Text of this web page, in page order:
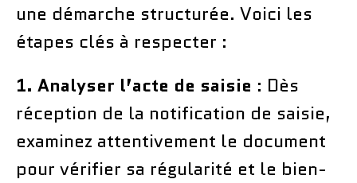
une démarche structurée. Voici les
étapes clés à respecter :
1. Analyser l’acte de saisie : Dès
réception de la notification de saisie,
examinez attentivement le document
pour vérifier sa régularité et le bien-